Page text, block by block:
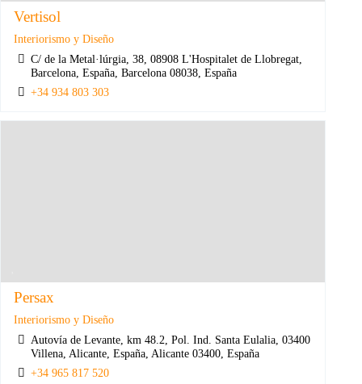
Vertisol
Interiorismo y Diseño
C/ de la Metal·lúrgia, 38, 08908 L'Hospitalet de Llobregat,
Barcelona, España, Barcelona 08038, España
+34 934 803 303
Persax
Interiorismo y Diseño
Autovía de Levante, km 48.2, Pol. Ind. Santa Eulalia, 03400
Villena, Alicante, España, Alicante 03400, España
+34 965 817 520